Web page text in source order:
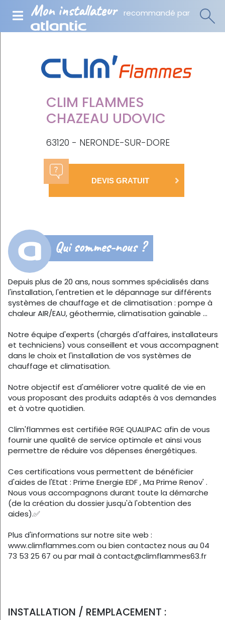
Mon installateur recommandé par
CLIM FLAMMES
CHAZEAU UDOVIC
63120 - NERONDE-SUR-DORE
DEVIS GRATUIT
Qui sommes-nous ?
Depuis plus de 20 ans, nous sommes spécialisés dans
l'installation, l'entretien et le dépannage sur différents
systèmes de chauffage et de climatisation : pompe à
chaleur AIR/EAU, géothermie, climatisation gainable ...
Notre équipe d'experts (chargés d'affaires, installateurs
et techniciens) vous conseillent et vous accompagnent
dans le choix et l'installation de vos systèmes de
chauffage et climatisation.
Notre objectif est d'améliorer votre qualité de vie en
vous proposant des produits adaptés à vos demandes
et à votre quotidien.
Clim'flammes est certifiée RGE QUALIPAC afin de vous
fournir une qualité de service optimale et ainsi vous
permettre de réduire vos dépenses énergétiques.
Ces certifications vous permettent de bénéficier
d'aides de l'Etat : Prime Energie EDF , Ma Prime Renov' .
Nous vous accompagnons durant toute la démarche
(de la création du dossier jusqu'à l'obtention des
aides).✅
Plus d'informations sur notre site web :
www.climflammes.com ou bien contactez nous au 04
73 53 25 67 ou par mail à contact@climflammes63.fr
INSTALLATION / REMPLACEMENT :